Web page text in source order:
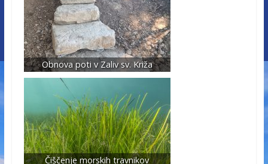
Obnova poti v Zaliv sv. Križa
Čiščenje morskih travnikov